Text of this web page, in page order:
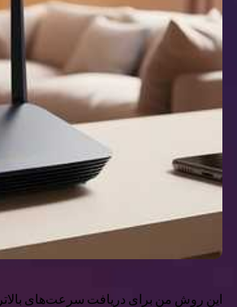
این روش من برای دریافت سرعت‌های بالاتر